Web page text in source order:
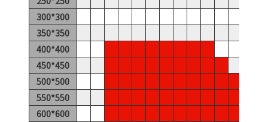
300*300
350*350
400*400
450*450
500*500
550*550
600*600